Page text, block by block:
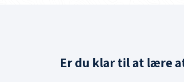
Er du klar til at lære